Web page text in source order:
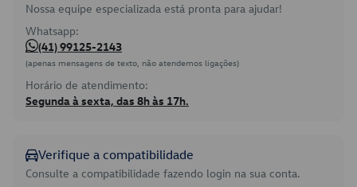
Nossa equipe especializada está pronta para ajudar!
Whatsapp:
(41) 99125-2143
(apenas mensagens de texto, não atendemos ligações)
Horário de atendimento:
Segunda à sexta, das 8h às 17h.
Verifique a compatibilidade
Consulte a compatibilidade fazendo login na sua conta.